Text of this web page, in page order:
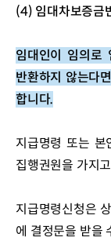
(4) 임대차보증금
임대인이 임의로
반환하지 않는다
합니다.
지급명령 또는 본
집행권원을 가지
지급명령신청은
에 결정문을 받을